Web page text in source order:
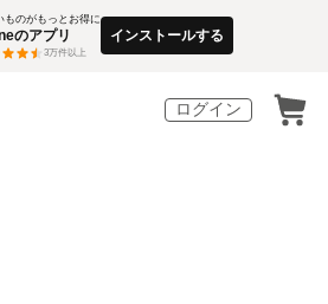
ものがもっとお得に
のアプリ
3万件以上
インストールする
ログイン